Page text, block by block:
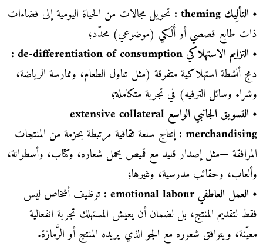
• التألِيكtheming
: تحويل مجالات من الحياة اليومية إلى فضاءات
ذات طابع قصصي أو أَلَكي (موضوعي) محدّد؛
• التزايم الاستهلاكيde-differentiation of consumption
:
دمج أنشطة استهلاكية متفرقة (مثل تناول الطعام، وممارسة الرياضة،
وشراء وسائل الترفيه) في تجربة متكاملة؛
• التسويق الجانبي الواسعextensive collateral
merchandising
:إنتاج سلعة ثقافية مرتبطة بحزمة من المنتجات
المرافقة —مثل إصدار قليد مع قميص يحمل شعاره، وكتاب، وأسطوانة،
وألعاب، وحقائب مدرسية، وغيرها؛
• العمل العاطفيemotional labour
:توظيف أشخاص ليس
فقط لتقديم المنتج، بل لضمان أن يعيش المستهلك تجربة انفعالية
معيّنة، ويتوافق شعوره مع الجوالذي يريده المنتج أو الرَّمازة.